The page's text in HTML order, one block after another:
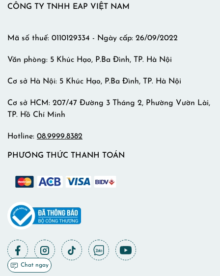
CÔNG TY TNHH EAP VIỆT NAM
Mã số thuế: 0110129334 - Ngày cấp: 26/09/2022
Văn phòng: 5 Khúc Hạo, P.Ba Đình, TP. Hà Nội
Cơ sở Hà Nội: 5 Khúc Hạo, P.Ba Đình, TP. Hà Nội
Cơ sở HCM: 207/47 Đường 3 Tháng 2, Phường Vườn Lài,
TP. Hồ Chí Minh
Hotline: 08.9999.8382
PHƯƠNG THỨC THANH TOÁN
Chat ngay